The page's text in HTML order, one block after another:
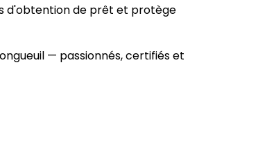
d'obtention de prêt et protège
— passionnés, certifiés et